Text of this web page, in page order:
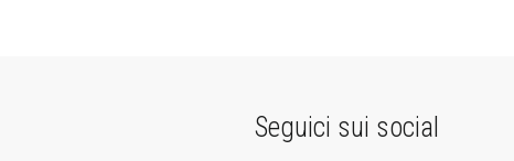
Seguici sui social